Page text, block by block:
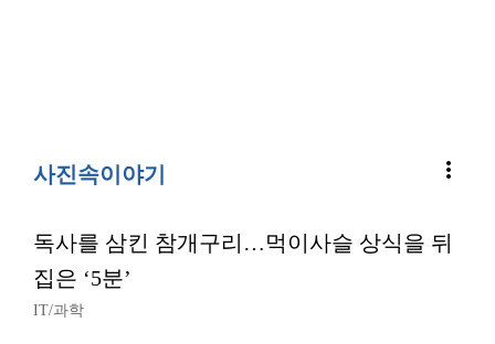
사진속이야기 more_vert
독사를 삼킨 참개구리…먹이사슬 상식을 뒤
집은 ‘5분’
IT/과학